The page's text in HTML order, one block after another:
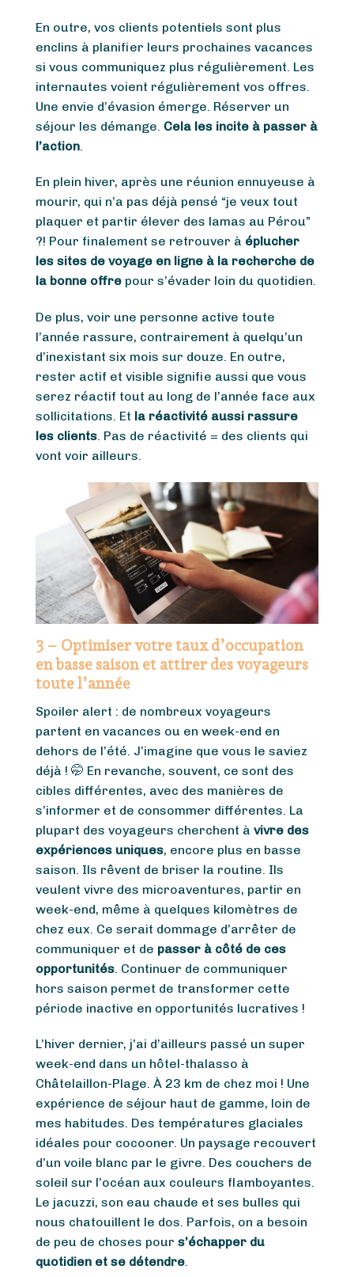
En outre, vos clients potentiels sont plus
enclins à planifier leurs prochaines vacances
si vous communiquez plus régulièrement. Les
internautes voient régulièrement vos offres.
Une envie d’évasion émerge. Réserver un
séjour les démange. Cela les incite à passer à
l’action.
En plein hiver, après une réunion ennuyeuse à
mourir, qui n’a pas déjà pensé “je veux tout
plaquer et partir élever des lamas au Pérou”
?! Pour finalement se retrouver à éplucher
les sites de voyage en ligne à la recherche de
la bonne offre pour s’évader loin du quotidien.
De plus, voir une personne active toute
l’année rassure, contrairement à quelqu’un
d’inexistant six mois sur douze. En outre,
rester actif et visible signifie aussi que vous
serez réactif tout au long de l’année face aux
sollicitations. Et la réactivité aussi rassure
les clients. Pas de réactivité = des clients qui
vont voir ailleurs.
3 – Optimiser votre taux d’occupation
en basse saison et attirer des voyageurs
toute l’année
Spoiler alert : de nombreux voyageurs
partent en vacances ou en week-end en
dehors de l’été. J’imagine que vous le saviez
déjà ! 🤭 En revanche, souvent, ce sont des
cibles différentes, avec des manières de
s’informer et de consommer différentes. La
plupart des voyageurs cherchent à vivre des
expériences uniques, encore plus en basse
saison. Ils rêvent de briser la routine. Ils
veulent vivre des microaventures, partir en
week-end, même à quelques kilomètres de
chez eux. Ce serait dommage d’arrêter de
communiquer et de passer à côté de ces
opportunités. Continuer de communiquer
hors saison permet de transformer cette
période inactive en opportunités lucratives !
L’hiver dernier, j’ai d’ailleurs passé un super
week-end dans un hôtel-thalasso à
Châtelaillon-Plage. À 23 km de chez moi ! Une
expérience de séjour haut de gamme, loin de
mes habitudes. Des températures glaciales
idéales pour cocooner. Un paysage recouvert
d’un voile blanc par le givre. Des couchers de
soleil sur l’océan aux couleurs flamboyantes.
Le jacuzzi, son eau chaude et ses bulles qui
nous chatouillent le dos. Parfois, on a besoin
de peu de choses pour s’échapper du
quotidien et se détendre.